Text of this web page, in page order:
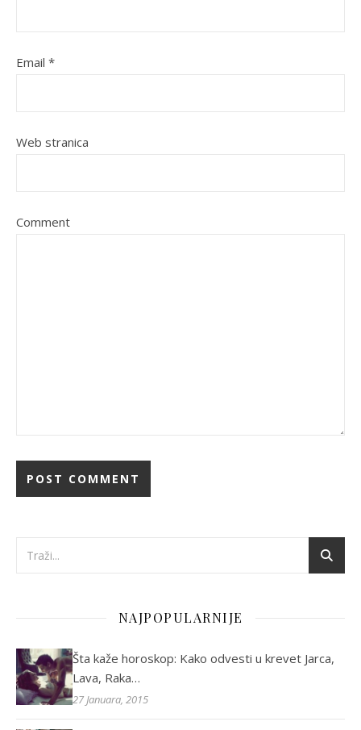
Email *
Web stranica
Comment
NAJPOPULARNIJE
Šta kaže horoskop: Kako odvesti u krevet Jarca,
Lava, Raka…
27 Januara, 2015